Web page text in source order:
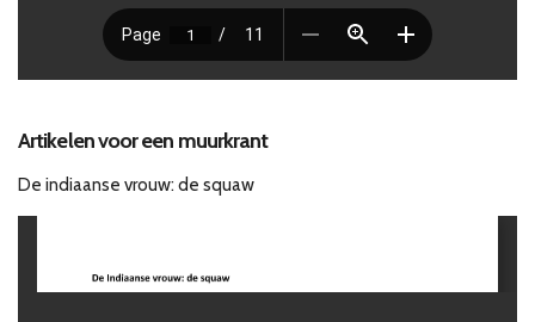
Artikelen voor een muurkrant
De indiaanse vrouw: de squaw